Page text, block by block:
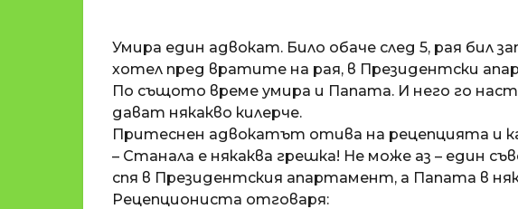
п
е
и
г
a
t
i
Умира един адвокат. Било обаче след 5, рая бил
хотел пред вратите на рая, в Президентски
По същото време умира и Папата. И него го
дават някакво килерче.
Притеснен адвокатът отива на рецепцията и
– Станала е някаква грешка! Не може аз – един
спя в Президентския апартамент, а Папата в
Рецепциониста отговаря: